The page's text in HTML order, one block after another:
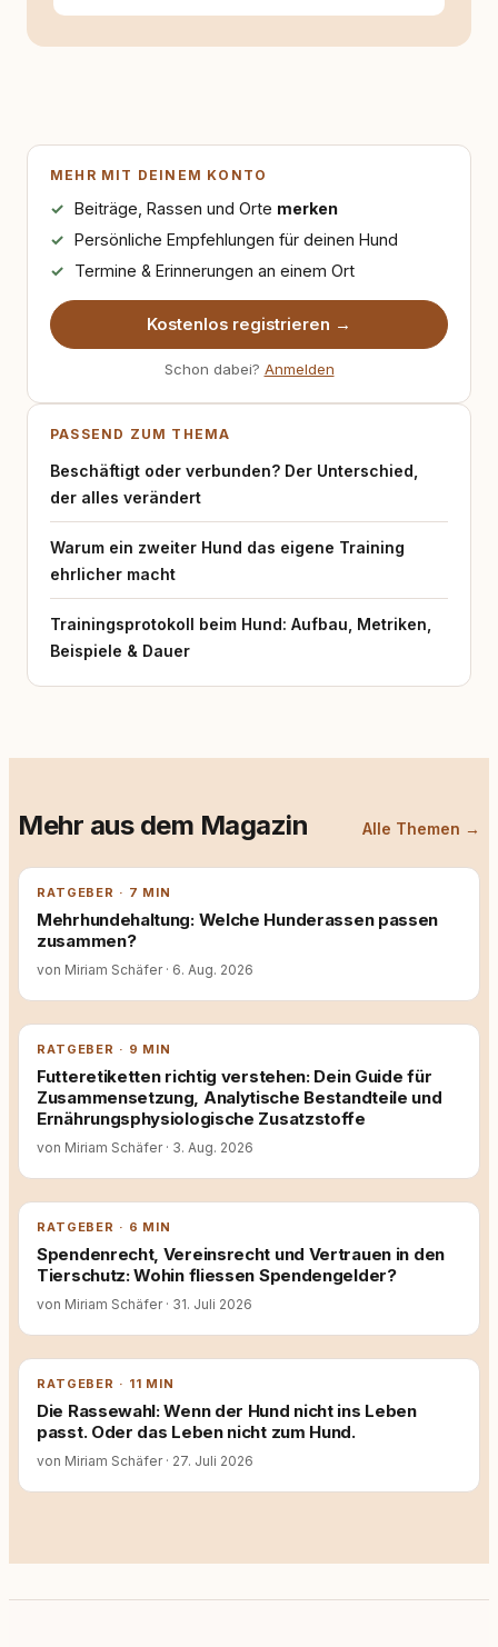
MEHR MIT DEINEM KONTO
Beiträge, Rassen und Orte merken
Persönliche Empfehlungen für deinen Hund
Termine & Erinnerungen an einem Ort
Kostenlos registrieren →
Schon dabei? Anmelden
PASSEND ZUM THEMA
Beschäftigt oder verbunden? Der Unterschied,
der alles verändert
Warum ein zweiter Hund das eigene Training
ehrlicher macht
Trainingsprotokoll beim Hund: Aufbau, Metriken,
Beispiele & Dauer
Mehr aus dem Magazin Alle Themen →
RATGEBER · 7 MIN
Mehrhundehaltung: Welche Hunderassen passen
zusammen?
von Miriam Schäfer · 6. Aug. 2026
RATGEBER · 9 MIN
Futteretiketten richtig verstehen: Dein Guide für
Zusammensetzung, Analytische Bestandteile und
Ernährungsphysiologische Zusatzstoffe
von Miriam Schäfer · 3. Aug. 2026
RATGEBER · 6 MIN
Spendenrecht, Vereinsrecht und Vertrauen in den
Tierschutz: Wohin fliessen Spendengelder?
von Miriam Schäfer · 31. Juli 2026
RATGEBER · 11 MIN
Die Rassewahl: Wenn der Hund nicht ins Leben
passt. Oder das Leben nicht zum Hund.
von Miriam Schäfer · 27. Juli 2026